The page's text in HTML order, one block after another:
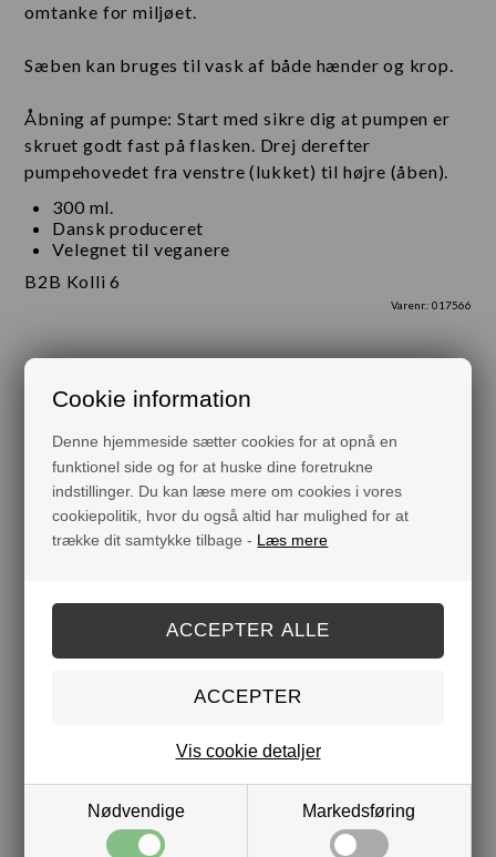
Cookie information
Denne hjemmeside sætter cookies for at opnå en
funktionel side og for at huske dine foretrukne
indstillinger. Du kan læse mere om cookies i vores
cookiepolitik, hvor du også altid har mulighed for at
trække dit samtykke tilbage - Læs mere
Nødvendige Markedsføring
Vis cookie detaljer
omtanke for miljøet.
Sæben kan bruges til vask af både hænder og krop.
Åbning af pumpe: Start med sikre dig at pumpen er
skruet godt fast på flasken. Drej derefter
pumpehovedet fra venstre (lukket) til højre (åben).
300 ml.
Dansk produceret
Velegnet til veganere
B2B Kolli 6
Varenr.: 017566